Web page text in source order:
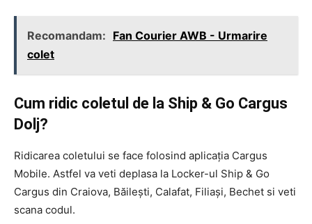
Recomandam: Fan Courier AWB - Urmarire
colet
Cum ridic coletul de la Ship & Go Cargus
Dolj?
Ridicarea coletului se face folosind aplicația Cargus
Mobile. Astfel va veti deplasa la Locker-ul Ship & Go
Cargus din Craiova, Băilești, Calafat, Filiași, Bechet si veti
scana codul.